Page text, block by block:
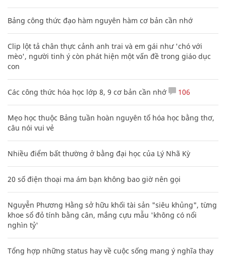
Bảng công thức đạo hàm nguyên hàm cơ bản cần nhớ
Clip lột tả chân thực cảnh anh trai và em gái như 'chó với
mèo', người tinh ý còn phát hiện một vấn đề trong giáo dục
con
Các công thức hóa học lớp 8, 9 cơ bản cần nhớ 106
Mẹo học thuộc Bảng tuần hoàn nguyên tố hóa học bằng thơ,
câu nói vui vẻ
Nhiều điểm bất thường ở bằng đại học của Lý Nhã Kỳ
20 số điện thoại ma ám bạn không bao giờ nên gọi
Nguyễn Phương Hằng sở hữu khối tài sản "siêu khủng", từng
khoe sổ đỏ tính bằng cân, mắng cựu mẫu 'không có nổi
nghìn tỷ'
Tổng hợp những status hay về cuộc sống mang ý nghĩa thay